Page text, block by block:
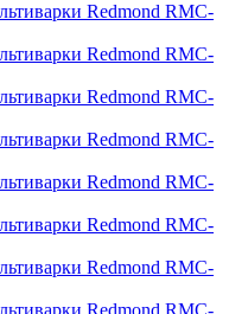
Redmond RMC-
Redmond RMC-
Redmond RMC-
Redmond RMC-
Redmond RMC-
Redmond RMC-
Redmond RMC-
Redmond RMC-